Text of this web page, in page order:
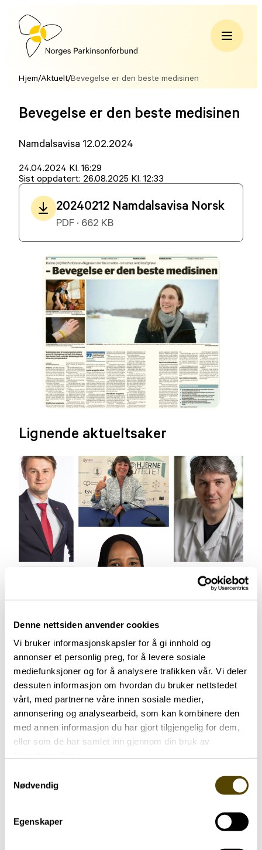
Denne nettsiden anvender cookies
Vi bruker informasjonskapsler for å gi innhold og
annonser et personlig preg, for å levere sosiale
mediefunksjoner og for å analysere trafikken vår. Vi deler
dessuten informasjon om hvordan du bruker nettstedet
vårt, med partnerne våre innen sosiale medier,
annonsering og analysearbeid, som kan kombinere den
med annen informasjon du har gjort tilgjengelig for dem,
eller som de har samlet inn gjennom din bruk av
Nødvendig
Egenskaper
Hopp
innholdNorges
Hjem/Aktuelt/Bevegelse er den beste medisinen
Bevegelse er den beste medisinen
Namdalsavisa 12.02.2024
Lagt
ut
på
24.04.2024 Kl. 16:29
Sist oppdatert: 26.08.2025 Kl. 12:33
20240212 Namdalsavisa Norsk
PDF · 662 KB
Lignende aktueltsaker
Aktuelt
Arendalsuka 2026
03.07.2026
Parkinson Unity Walk 2026